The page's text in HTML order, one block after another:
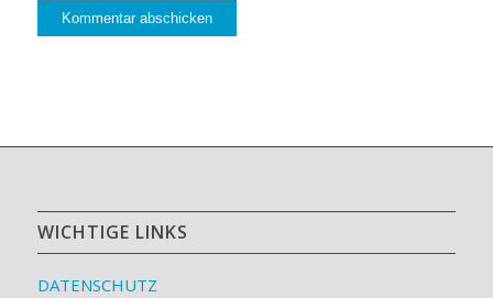
WICHTIGE LINKS
DATENSCHUTZ